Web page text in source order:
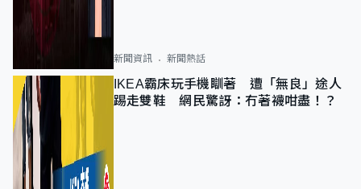
新聞資訊 新聞熱話
IKEA霸床玩手機瞓著 遭「無良」途人
踢走雙鞋 網民驚訝：冇著襪咁盡！？